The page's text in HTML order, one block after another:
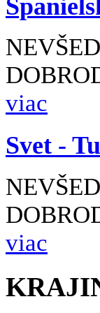
viac
Svet -
viac